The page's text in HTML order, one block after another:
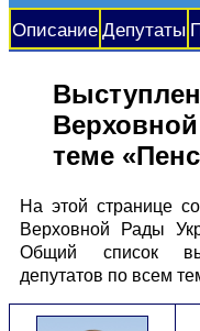
Описание Депутаты
теме
На этой странице
Верховной Рады
Общий список
депутатов по всем